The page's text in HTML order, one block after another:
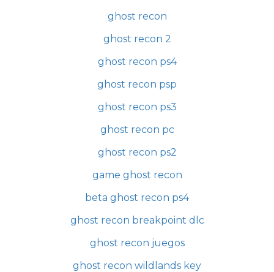
ghost recon
ghost recon 2
ghost recon ps4
ghost recon psp
ghost recon ps3
ghost recon pc
ghost recon ps2
game ghost recon
beta ghost recon ps4
ghost recon breakpoint dlc
ghost recon juegos
ghost recon wildlands key